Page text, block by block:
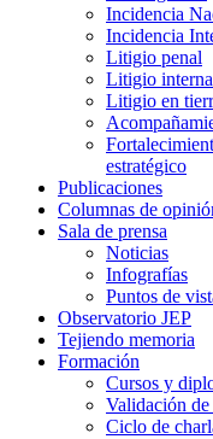
Incidencia
Incidencia
Litigio penal
Litigio
Litigio en
estratégico
Publicaciones
Columnas de
Sala de prensa
Noticias
Infografías
Puntos de
Observatorio JEP
Tejiendo memoria
Formación
Cursos y
Validación
Ciclo de